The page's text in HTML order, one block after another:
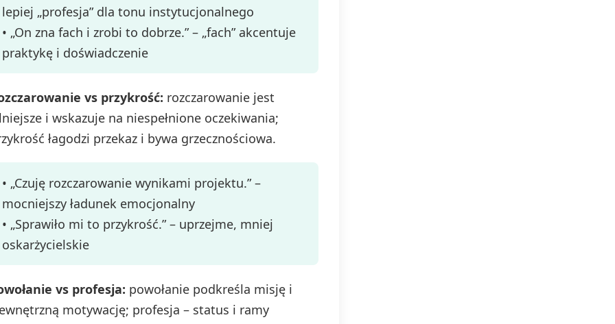
lepiej „profesja” dla tonu instytucjonalnego
• „On zna fach i zrobi to dobrze.” – „fach” akcentuje
praktykę i doświadczenie
vs przykrość: rozczarowanie jest
i wskazuje na niespełnione oczekiwania;
łagodzi przekaz i bywa grzecznościowa.
• „Czuję rozczarowanie wynikami projektu.” –
mocniejszy ładunek emocjonalny
• „Sprawiło mi to przykrość.” – uprzejme, mniej
oskarżycielskie
vs profesja: powołanie podkreśla misję i
motywację; profesja – status i ramy